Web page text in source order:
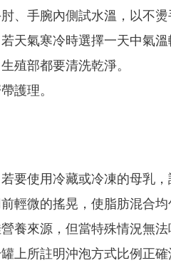
、手腕內側試水溫，以不
天氣寒冷時選擇一天中氣溫
殖部都要清洗乾淨。
護理。
要使用冷藏或冷凍的母乳
輕微的搖晃，使脂肪混合均
養來源，但當特殊情況無
上所註明沖泡方式比例正確